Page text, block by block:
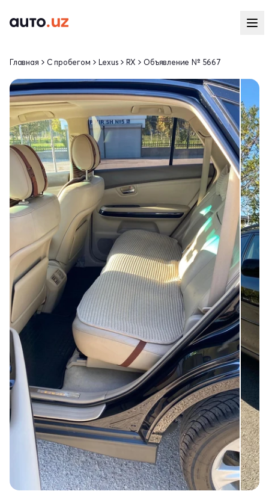
Главная С пробегом Lexus RX Объявление № 5667